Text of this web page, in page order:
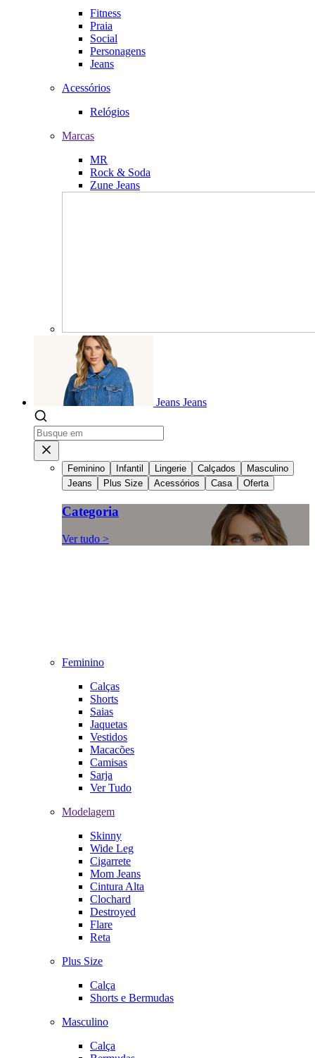
Fitness
Praia
Social
Personagens
Jeans
Acessórios
Relógios
Marcas
MR
Rock & Soda
Zune Jeans
Jeans Jeans
Feminino Infantil Lingerie Calçados
Masculino
Jeans
Plus Size Acessórios Casa Oferta
Categoria
Ver tudo >
Feminino
Calças
Shorts
Saias
Jaquetas
Vestidos
Macacões
Camisas
Sarja
Ver Tudo
Modelagem
Skinny
Wide Leg
Cigarrete
Mom Jeans
Cintura Alta
Clochard
Destroyed
Flare
Reta
Plus Size
Calça
Shorts e Bermudas
Masculino
Calça